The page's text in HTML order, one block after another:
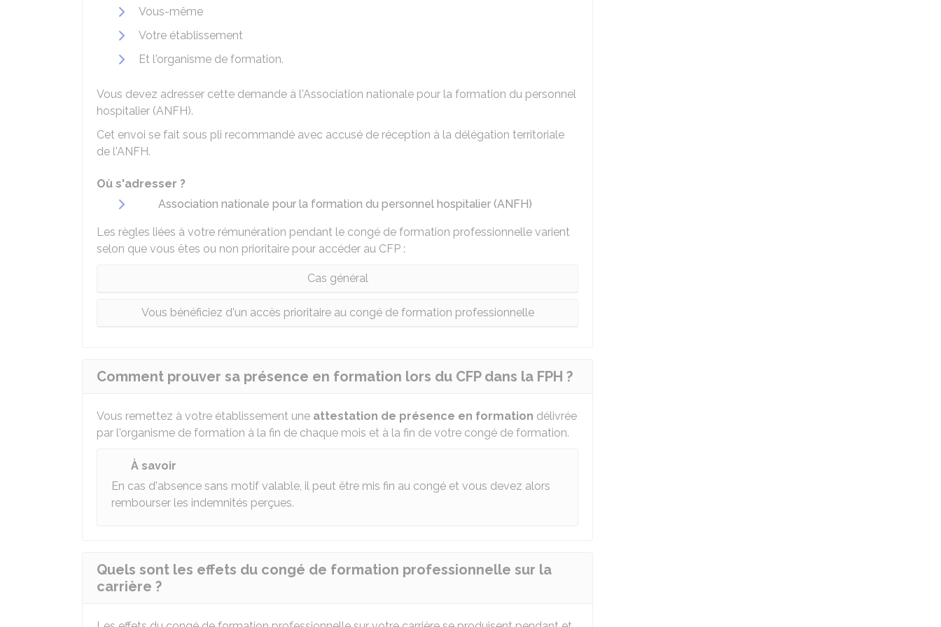
Vous-même
Votre établissement
Et l'organisme de formation.
Vous devez adresser cette demande à l'Association nationale pour la formation du personnel
hospitalier (ANFH).
Cet envoi se fait sous pli recommandé avec accusé de réception à la délégation territoriale
de l'ANFH.
Où s'adresser ?
Association nationale pour la formation du personnel hospitalier (ANFH)
Les règles liées à votre rémunération pendant le congé de formation professionnelle varient
selon que vous êtes ou non prioritaire pour accéder au CFP :
Cas général
Vous bénéficiez d'un accès prioritaire au congé de formation professionnelle
Comment prouver sa présence en formation lors du CFP dans la FPH ?
Vous remettez à votre établissement une attestation de présence en formation délivrée
par l'organisme de formation à la fin de chaque mois et à la fin de votre congé de formation.
À savoir
En cas d'absence sans motif valable, il peut être mis fin au congé et vous devez alors
rembourser les indemnités perçues.
Quels sont les effets du congé de formation professionnelle sur la
carrière ?